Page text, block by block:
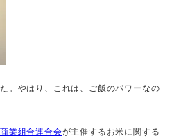
。やはり、これは、ご飯のパワーなの
業組合連合会が主催するお米に関する